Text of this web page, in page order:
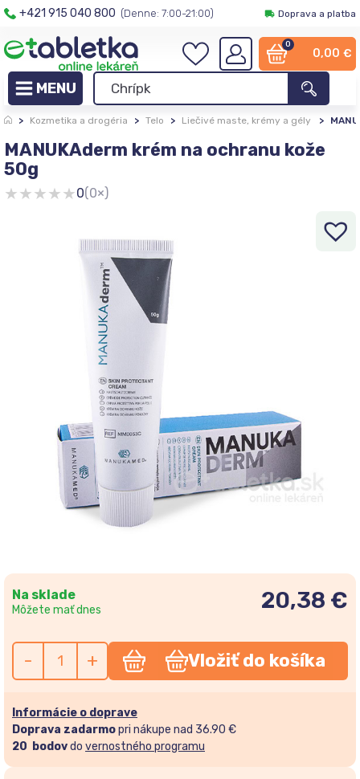
+421 915 040 800 (Denne: 7:00-21:00) Doprava a platba
0
0,00 €
> Kozmetika a drogéria > Telo > Liečivé maste, krémy a gély >
MANUKAderm krém na ochranu kože
50g
★★★★★0(0×)
Na sklade
Môžete mať dnes 20,38 €
- + Vložiť do košíka
Informácie o doprave
Doprava zadarmopri nákupe nad 36.90 €
20 bodovdo vernostného programu